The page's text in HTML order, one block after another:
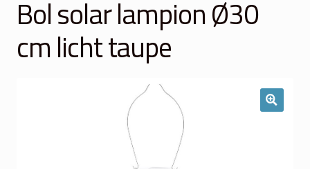
Winkelmand
Over Ons
Bol solar lampion Ø30
cm licht taupe